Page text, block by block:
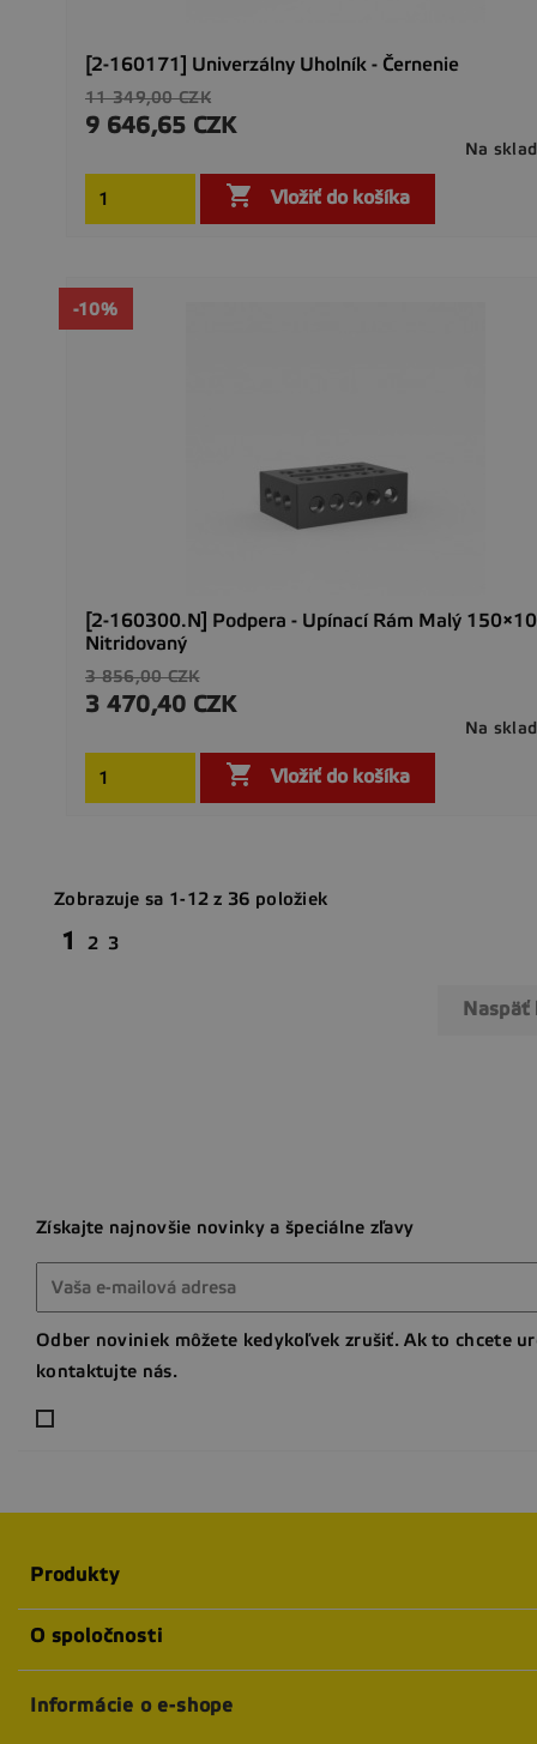
[2-160171] Univerzálny Uholník - Černenie
Základná
cena
11 349,00 CZK
Cena
9 646,65 CZK
Na
 Vložiť do košíka
[2-160300.N] Podpera - Upínací Rám Malý
Nitridovaný
Základná
cena
3 856,00 CZK
-10%
Cena
3 470,40 CZK
Na
 Vložiť do košíka
Zobrazuje sa 1-12 z 36 položiek
1 2 3
Získajte najnovšie novinky a špeciálne zľavy
Odber noviniek môžete kedykoľvek zrušiť. Ak to chcete
kontaktujte nás.
Produkty
O spoločnosti
Informácie o e-shope